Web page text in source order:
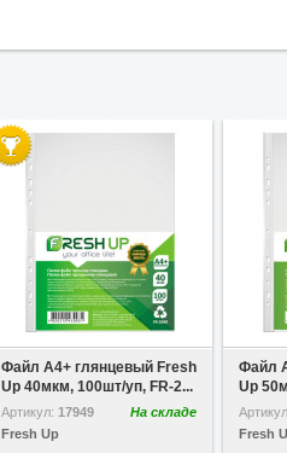
В избранное
Файл A4+ глянцевый Fresh
Up 40мкм, 100шт/уп, FR-2...
Артикул: 17949
На складе
Fresh Up
Файл
Up
Fresh